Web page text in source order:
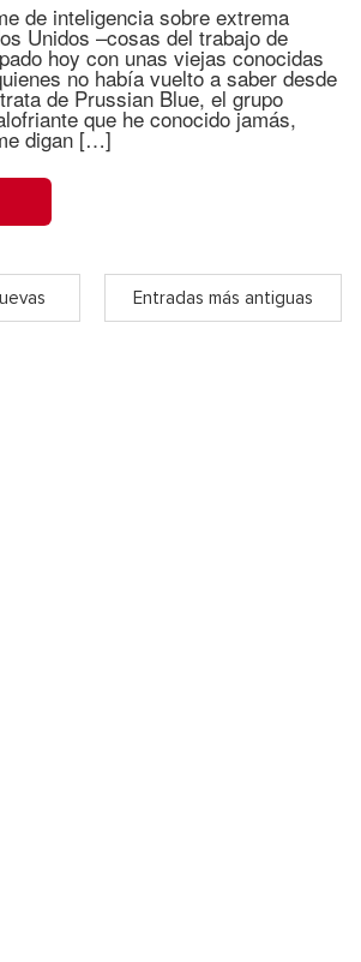
de inteligencia sobre extrema
Unidos –cosas del trabajo de
hoy con unas viejas conocidas
no había vuelto a saber desde
de Prussian Blue, el grupo
que he conocido jamás,
digan […]
Entradas más antiguas